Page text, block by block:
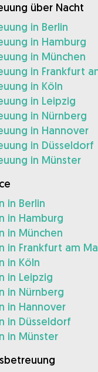
über Nacht
in Berlin
in Hamburg
in München
in Frankfurt
in Köln
in Leipzig
in Nürnberg
in Hannover
in Düsseldorf
in Münster
in Berlin
in Hamburg
in München
in Frankfurt am
in Köln
in Leipzig
in Nürnberg
in Hannover
in Düsseldorf
in Münster